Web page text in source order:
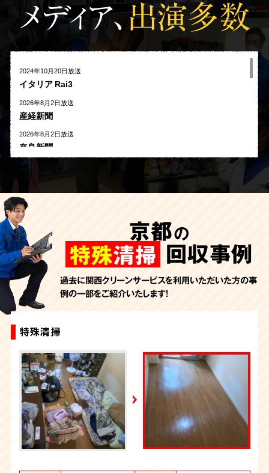
メディア、出演多数
2024年10月20日放送
イタリア Rai3
2026年8月2日放送
産経新聞
2026年8月2日放送
奈良新聞
2026年8月1日放送
2026年7月27日放送
AbemaTV
2026年7月24日放送
朝日新聞
2026年7月10日放送
季刊「宗教問題」
2026年7月10日放送
東洋経済オンライン
2026年7月7日放送
FRIDAYデジタル
2026年7月6日放送
週刊循環経済新聞（7月6日号）
2026年7月4日放送
YouTube｜好井まさおの怪談を浴びる会
2026年6月28日放送
Yahoo!ニュース
京都の
特殊清掃 回収事例
過去に関西クリーンサービスを利用いただいた方の事
例の一部をご紹介いたします！
特殊清掃
特殊清掃+ゴミ屋敷片付け
特殊清掃
特殊清掃
特殊清掃